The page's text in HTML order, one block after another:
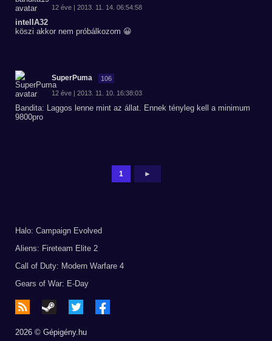
12 éve | 2013. 11. 14. 06:54:58
intelIA32
köszi akkor nem próbálkozom 😀
SuperPuma 106
12 éve | 2013. 11. 10. 16:38:03
Bandita: Laggos lenne mint az állat. Ennek tényleg kell a minimum
9800pro
1 ►
Halo: Campaign Evolved
Aliens: Fireteam Elite 2
Call of Duty: Modern Warfare 4
Gears of War: E-Day
2026 © Gépigény.hu